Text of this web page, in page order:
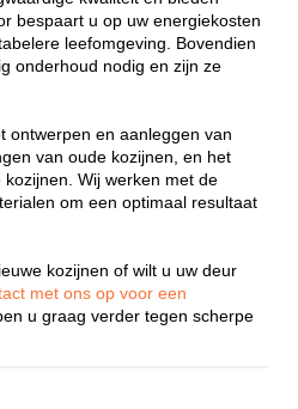
bespaart u op uw energiekosten
leefomgeving. Bovendien
onderhoud nodig en zijn ze
ontwerpen en aanleggen van
van oude kozijnen, en het
Wij werken met de
om een optimaal resultaat
kozijnen of wilt u uw deur
met ons op voor een
u graag verder tegen scherpe